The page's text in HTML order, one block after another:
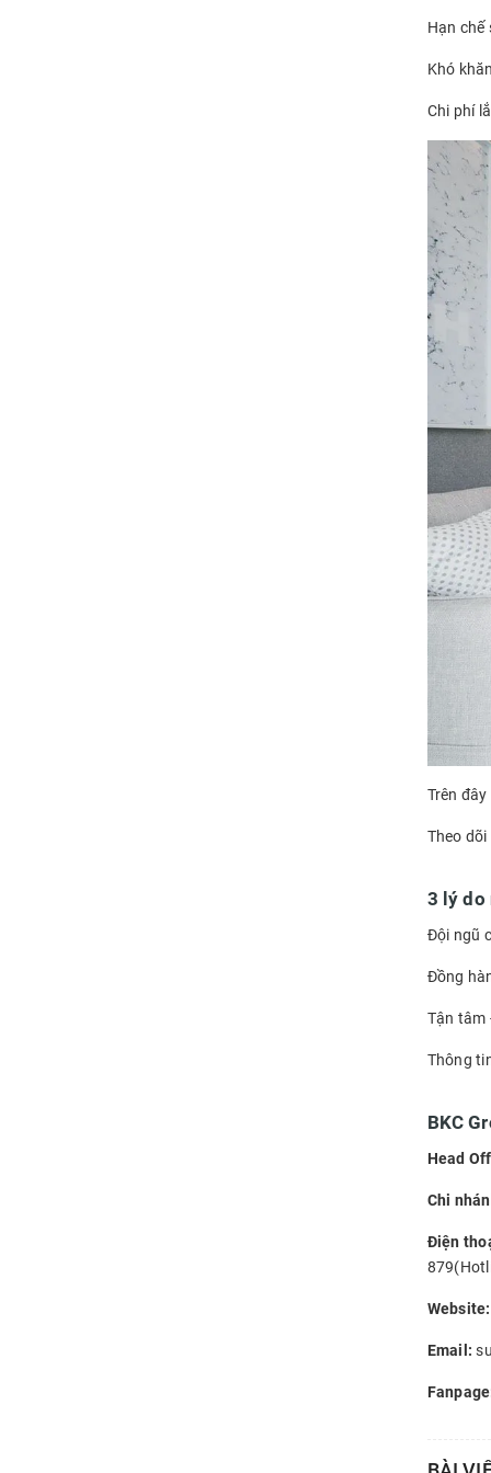
Hạn
Khó
Chi phí
Trên
Theo
3 lý do
Đội ngũ
Đồng
Tận tâm
Thông
BKC
Head
Chi
Điện
Website:
Email: